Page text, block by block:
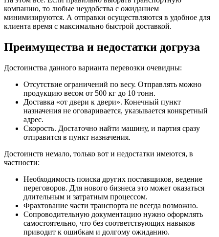
компанию, то любые неудобства с ожиданием
минимизируются. А отправки осуществляются в удобное для
клиента время с максимально быстрой доставкой.
Преимущества и недостатки догруза
Достоинства данного варианта перевозки очевидны:
Отсутствие ограничений по весу. Отправлять можно
продукцию весом от 500 кг до 10 тонн.
Доставка «от двери к двери». Конечный пункт
назначения не оговаривается, указывается конкретный
адрес.
Скорость. Достаточно найти машину, и партия сразу
отправится в пункт назначения.
Достоинств немало, только вот и недостатки имеются, в
частности:
Необходимость поиска других поставщиков, ведение
переговоров. Для нового бизнеса это может оказаться
длительным и затратным процессом.
Фрахтование части транспорта не всегда возможно.
Сопроводительную документацию нужно оформлять
самостоятельно, что без соответствующих навыков
приводит к ошибкам и долгому ожиданию.